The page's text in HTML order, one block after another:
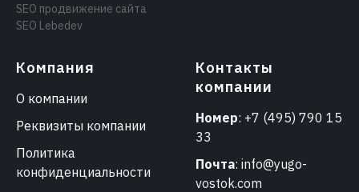
SEO продвижение сайта
SEO Lebedev
Компания
О компании
Реквизиты компании
Политика
конфиденциальности
Контакты
компании
Номер: +7 (495) 790 15
33
Почта: info@yugo-
vostok.com